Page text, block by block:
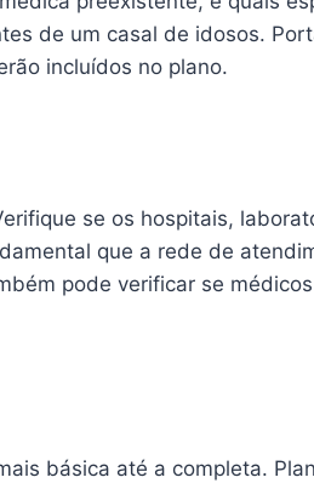
de um casal de idosos.
incluídos no plano.
se os hospitais,
que a rede de
pode verificar se
básica até a completa.